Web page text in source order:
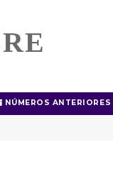
NÚMEROS ANTERIORES